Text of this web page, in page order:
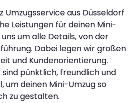
Umzugsservice aus Düsseldorf
Leistungen für deinen Mini-
um alle Details, von der
Dabei legen wir großen
und Kundenorientierung.
pünktlich, freundlich und
um deinen Mini-Umzug so
zu gestalten.